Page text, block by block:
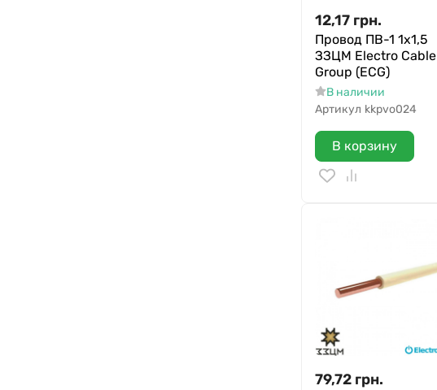
12,17 грн.
Провод ПВ-1 1х1,5
ЗЗЦМ Electro Cable
Group (ECG)
В наличии
Артикул kkpvo024
В корзину
79,72 грн.